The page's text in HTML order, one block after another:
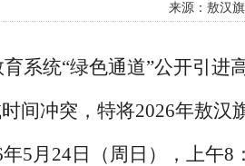
来源：敖汉
系统“绿色通道”公开引进
间冲突，特将2026年敖汉
年5月24日（周日）， 上午8